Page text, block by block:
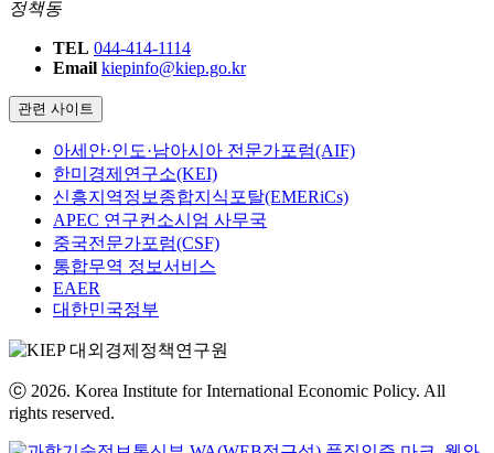
정책동
TEL 044-414-1114
Email kiepinfo@kiep.go.kr
관련 사이트
아세안·인도·남아시아 전문가포럼(AIF)
한미경제연구소(KEI)
신흥지역정보종합지식포탈(EMERiCs)
APEC 연구컨소시엄 사무국
중국전문가포럼(CSF)
통합무역 정보서비스
EAER
대한민국정부
ⓒ 2026. Korea Institute for International Economic Policy. All
rights reserved.